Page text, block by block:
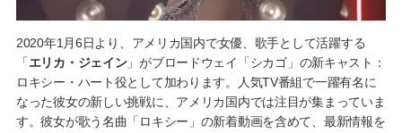
2020年1月6日より、アメリカ国内で女優、歌手として活躍する
「エリカ・ジェイン」がブロードウェイ「シカゴ」の新キャスト：
ロキシー・ハート役として加わります。人気TV番組で一躍有名に
なった彼女の新しい挑戦に、アメリカ国内では注目が集まっていま
す。彼女が歌う名曲「ロキシー」の新着動画を含めて、最新情報を